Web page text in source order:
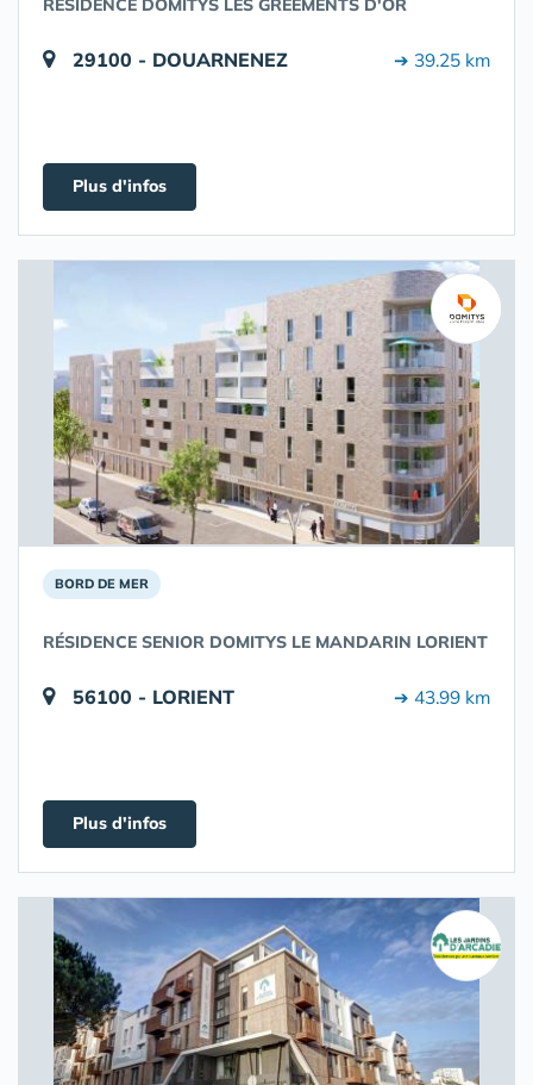
RÉSIDENCE DOMITYS LES GRÉEMENTS D'OR
29100 - DOUARNENEZ ➔ 39.25 km
Plus d'infos
BORD DE MER
RÉSIDENCE SENIOR DOMITYS LE MANDARIN LORIENT
56100 - LORIENT ➔ 43.99 km
Plus d'infos